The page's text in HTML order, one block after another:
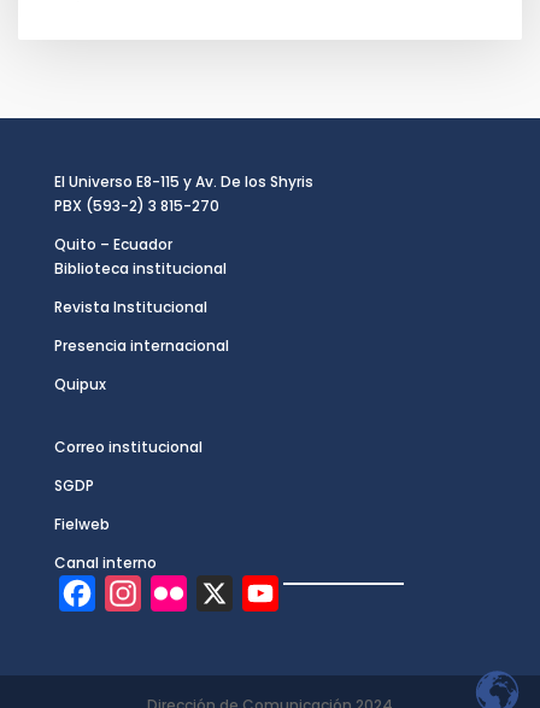
El Universo E8-115 y Av. De los Shyris
PBX (593-2) 3 815-270
Quito – Ecuador
Biblioteca institucional
Revista Institucional
Presencia internacional
Quipux
Correo institucional
SGDP
Fielweb
Canal interno
t
c
Y
T